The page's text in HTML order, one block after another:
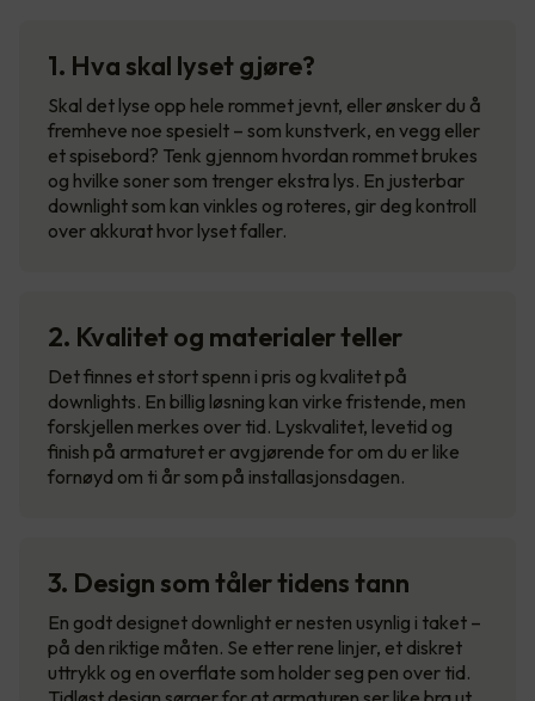
1. Hva skal lyset gjøre?
Skal det lyse opp hele rommet jevnt, eller ønsker du å
fremheve noe spesielt – som kunstverk, en vegg eller
et spisebord? Tenk gjennom hvordan rommet brukes
og hvilke soner som trenger ekstra lys. En justerbar
downlight som kan vinkles og roteres, gir deg kontroll
over akkurat hvor lyset faller.
2. Kvalitet og materialer teller
Det finnes et stort spenn i pris og kvalitet på
downlights. En billig løsning kan virke fristende, men
forskjellen merkes over tid. Lyskvalitet, levetid og
finish på armaturet er avgjørende for om du er like
fornøyd om ti år som på installasjonsdagen.
3. Design som tåler tidens tann
En godt designet downlight er nesten usynlig i taket –
på den riktige måten. Se etter rene linjer, et diskret
uttrykk og en overflate som holder seg pen over tid.